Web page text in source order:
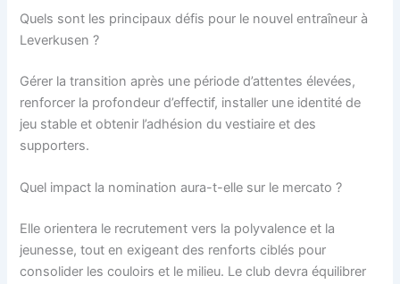
Quels sont les principaux défis pour le nouvel entraîneur à
Leverkusen ?
Gérer la transition après une période d’attentes élevées,
renforcer la profondeur d’effectif, installer une identité de
jeu stable et obtenir l’adhésion du vestiaire et des
supporters.
Quel impact la nomination aura-t-elle sur le mercato ?
Elle orientera le recrutement vers la polyvalence et la
jeunesse, tout en exigeant des renforts ciblés pour
consolider les couloirs et le milieu. Le club devra équilibrer